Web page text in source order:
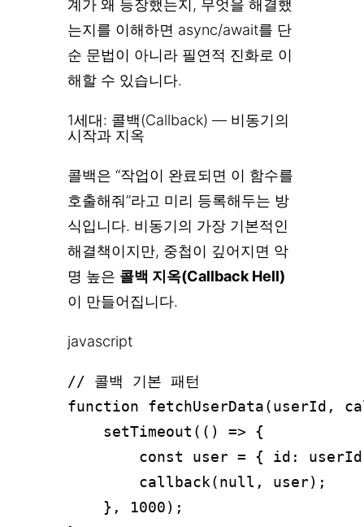
계가 왜 등장했는지, 무엇을 해결했
는지를 이해하면 async/await를 단
순 문법이 아니라 필연적 진화로 이
해할 수 있습니다.
1세대: 콜백(Callback) — 비동기의
시작과 지옥
콜백은 “작업이 완료되면 이 함수를
호출해줘”라고 미리 등록해두는 방
식입니다. 비동기의 가장 기본적인
해결책이지만, 중첩이 깊어지면 악
명 높은 콜백 지옥(Callback Hell)
이 만들어집니다.
javascript
// 콜백 기본 패턴
function fetchUserData(userId,
    setTimeout(() => {
const user = { id:
callback(null, user);
    }, 1000);